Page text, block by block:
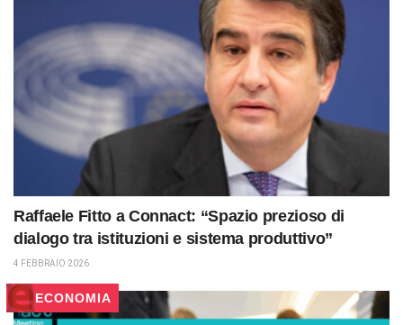
Raffaele Fitto a Connact: “Spazio prezioso di
dialogo tra istituzioni e sistema produttivo”
4 FEBBRAIO 2026
ECONOMIA